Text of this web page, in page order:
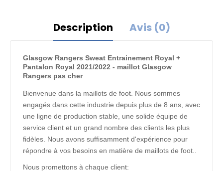
Description Avis (0)
Glasgow Rangers Sweat Entrainement Royal +
Pantalon Royal 2021/2022 - maillot Glasgow
Rangers pas cher
Bienvenue dans la maillots de foot. Nous sommes
engagés dans cette industrie depuis plus de 8 ans, avec
une ligne de production stable, une solide équipe de
service client et un grand nombre des clients les plus
fidèles. Nous avons suffisamment d'expérience pour
répondre à vos besoins en matière de maillots de foot..
Nous promettons à chaque client: